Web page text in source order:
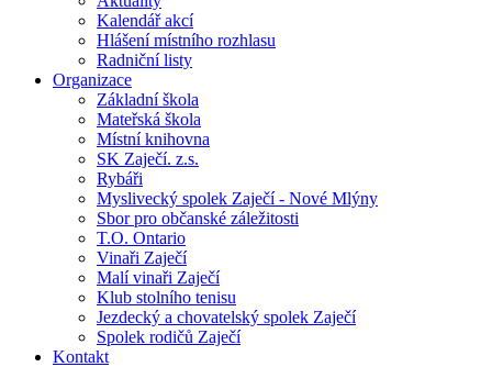
Kalendář akcí
Hlášení místního rozhlasu
Radniční listy
Organizace
Základní škola
Mateřská škola
Místní knihovna
SK Zaječí. z.s.
Rybáři
Myslivecký spolek Zaječí - Nové Mlýny
Sbor pro občanské záležitosti
T.O. Ontario
Vinaři Zaječí
Malí vinaři Zaječí
Klub stolního tenisu
Jezdecký a chovatelský spolek Zaječí
Spolek rodičů Zaječí
Kontakt